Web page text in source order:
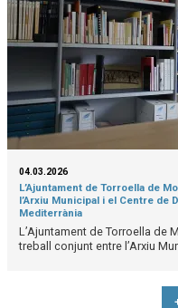
04.03.2026
L’Ajuntament de Torroella de
l’Arxiu Municipal i el Centre de
Mediterrània
L’Ajuntament de Torroella de
treball conjunt entre l’Arxiu